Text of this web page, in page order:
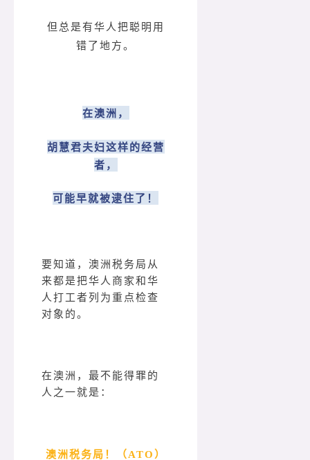
但总是有华人把聪明用
错了地方。
在澳洲，
胡慧君夫妇这样的经营
者，
可能早就被逮住了！
要知道，澳洲税务局从
来都是把华人商家和华
人打工者列为重点检查
对象的。
在澳洲，最不能得罪的
人之一就是：
澳洲税务局！（ATO）